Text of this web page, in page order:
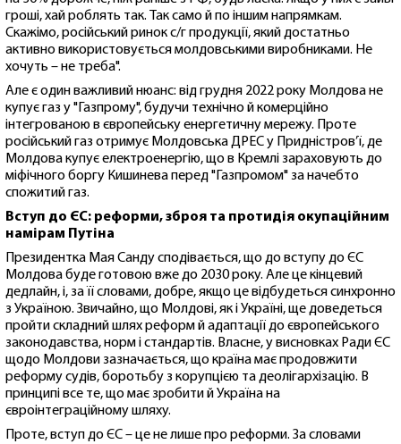
гроші, хай роблять так. Так само й по іншим напрямкам.
Скажімо, російський ринок с/г продукції, який достатньо
активно використовується молдовськими виробниками. Не
хочуть – не треба".
Але є один важливий нюанс: від грудня 2022 року Молдова не
купує газ у "Газпрому", будучи технічно й комерційно
інтегрованою в європейську енергетичну мережу. Проте
російський газ отримує Молдовська ДРЕС у Придністров’ї, де
Молдова купує електроенергію, що в Кремлі зараховують до
міфічного боргу Кишинева перед "Газпромом" за начебто
спожитий газ.
Вступ до ЄС: реформи, зброя та протидія окупаційним
намірам Путіна
Президентка Мая Санду сподівається, що до вступу до ЄС
Молдова буде готовою вже до 2030 року. Але це кінцевий
дедлайн, і, за її словами, добре, якщо це відбудеться синхронно
з Україною. Звичайно, що Молдові, як і Україні, ще доведеться
пройти складний шлях реформ й адаптації до європейського
законодавства, норм і стандартів. Власне, у висновках Ради ЄС
щодо Молдови зазначається, що країна має продовжити
реформу судів, боротьбу з корупцією та деолігархізацію. В
принципі все те, що має зробити й Україна на
євроінтеграційному шляху.
Проте, вступ до ЄС – це не лише про реформи. За словами